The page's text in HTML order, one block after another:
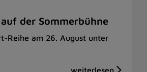
der Sommerbühne
Reihe am 26. August unter